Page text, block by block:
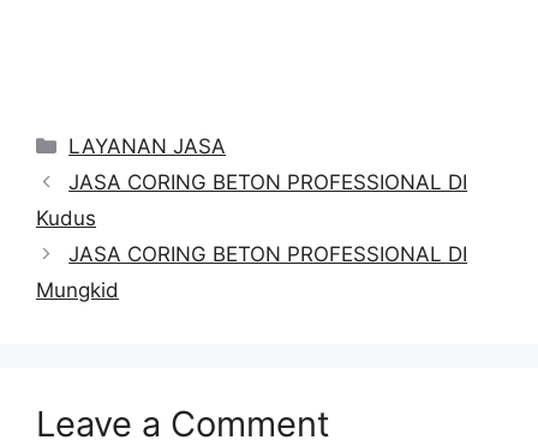
Categories
LAYANAN JASA
JASA CORING BETON PROFESSIONAL DI
Kudus
JASA CORING BETON PROFESSIONAL DI
Mungkid
Leave a Comment